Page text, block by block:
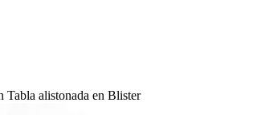
alistonada en Blister